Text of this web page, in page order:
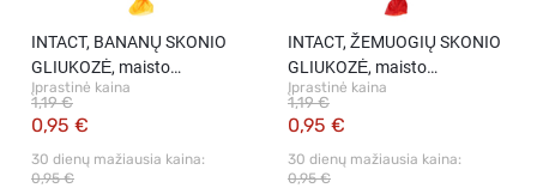
INTACT, BANANŲ SKONIO
GLIUKOZĖ, maisto
produktas, 40 g
Įprastinė kaina
0,95 €
1,19 €
30 dienų mažiausia kaina:
0,95 €
INTACT, ŽEMUOGIŲ SKONIO
GLIUKOZĖ, maisto
produktas, 40 g
Įprastinė kaina
0,95 €
1,19 €
30 dienų mažiausia kaina:
0,95 €